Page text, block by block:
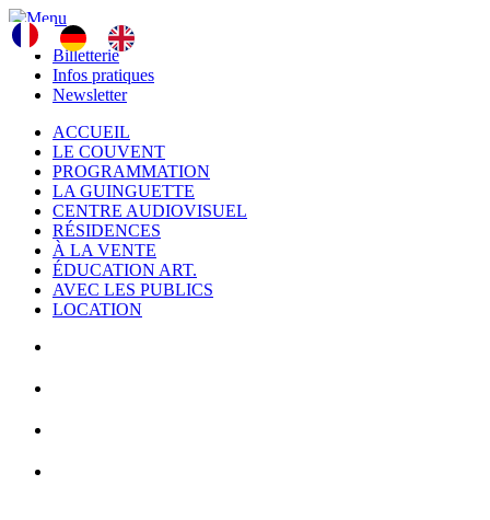
Billetterie
Infos pratiques
Newsletter
ACCUEIL
LE COUVENT
PROGRAMMATION
LA GUINGUETTE
CENTRE AUDIOVISUEL
RÉSIDENCES
À LA VENTE
ÉDUCATION ART.
AVEC LES PUBLICS
LOCATION
Cookies management panel